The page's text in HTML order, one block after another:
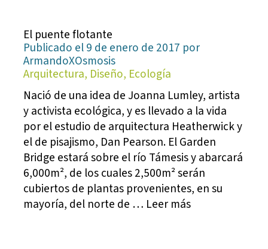
El puente flotante
Publicado el 9 de enero de 2017 por
ArmandoXOsmosis
Arquitectura, Diseño, Ecología
Nació de una idea de Joanna Lumley, artista
y activista ecológica, y es llevado a la vida
por el estudio de arquitectura Heatherwick y
el de pisajismo, Dan Pearson. El Garden
Bridge estará sobre el río Támesis y abarcará
6,000m², de los cuales 2,500m² serán
cubiertos de plantas provenientes, en su
mayoría, del norte de … Leer más